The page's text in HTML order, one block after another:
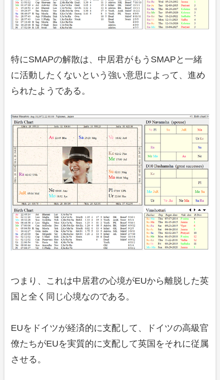
特にSMAPの解散は、中居君がもうSMAPと一緒
に活動したくないという強い意思によって、進め
られたようである。
つまり、これは中居君の心境がEUから離脱した英
国と全く同じ心境なのである。
EUをドイツが経済的に支配して、ドイツの高級官
僚たちがEUを実質的に支配して英国をそれに従属
させる。